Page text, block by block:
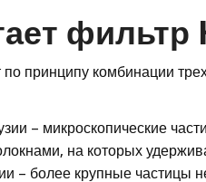
фильтр
по принципу комбинации
– микроскопические
на которых
– более крупные частицы